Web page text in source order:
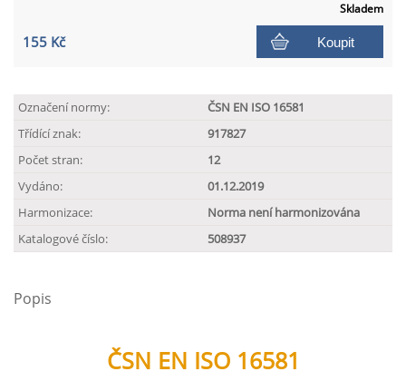
Skladem
155 Kč Koupit
Označení normy:
ČSN EN ISO 16581
Třídící znak:
917827
Počet stran:
12
Vydáno:
01.12.2019
Harmonizace:
Norma není harmonizována
Katalogové číslo:
508937
Popis
ČSN EN ISO 16581